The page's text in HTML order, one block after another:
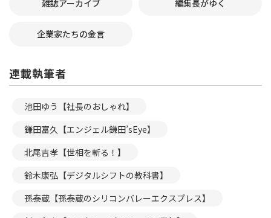
雑誌アーカイブ 編集長がゆく
企業家たちの金言
連載執筆者
池田ゆう【社長のおしゃれ】
鎌田富久【エンジェル鎌田’sEye】
北尾吉孝【世相を斬る！】
鈴木康弘【デジタルシフトの教科書】
孫泰蔵【孫泰蔵のシリコンバレーエクスプレス】